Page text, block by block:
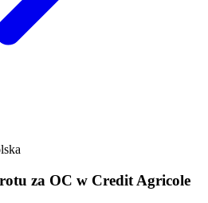
za OC w Credit Agricole